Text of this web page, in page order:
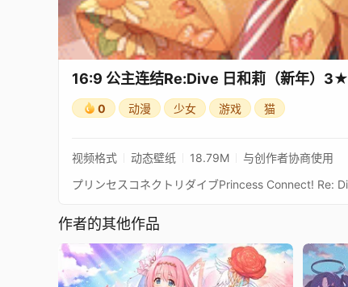
16:9 公主连结Re:Dive 日和莉（新年）3★
0 动漫 少女 游戏 猫
视频格式 动态壁纸 18.79M 与创作者协商使用
作者的其他作品